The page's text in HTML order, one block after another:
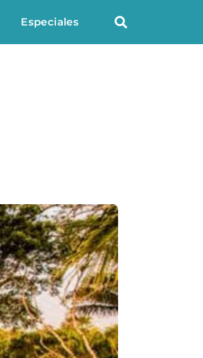
Especiales